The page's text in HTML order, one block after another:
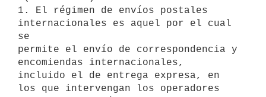
1. El régimen de envíos postales
internacionales es aquel por el cual
se
permite el envío de correspondencia y
encomiendas internacionales,
incluido el de entrega expresa, en
los que intervengan los operadores